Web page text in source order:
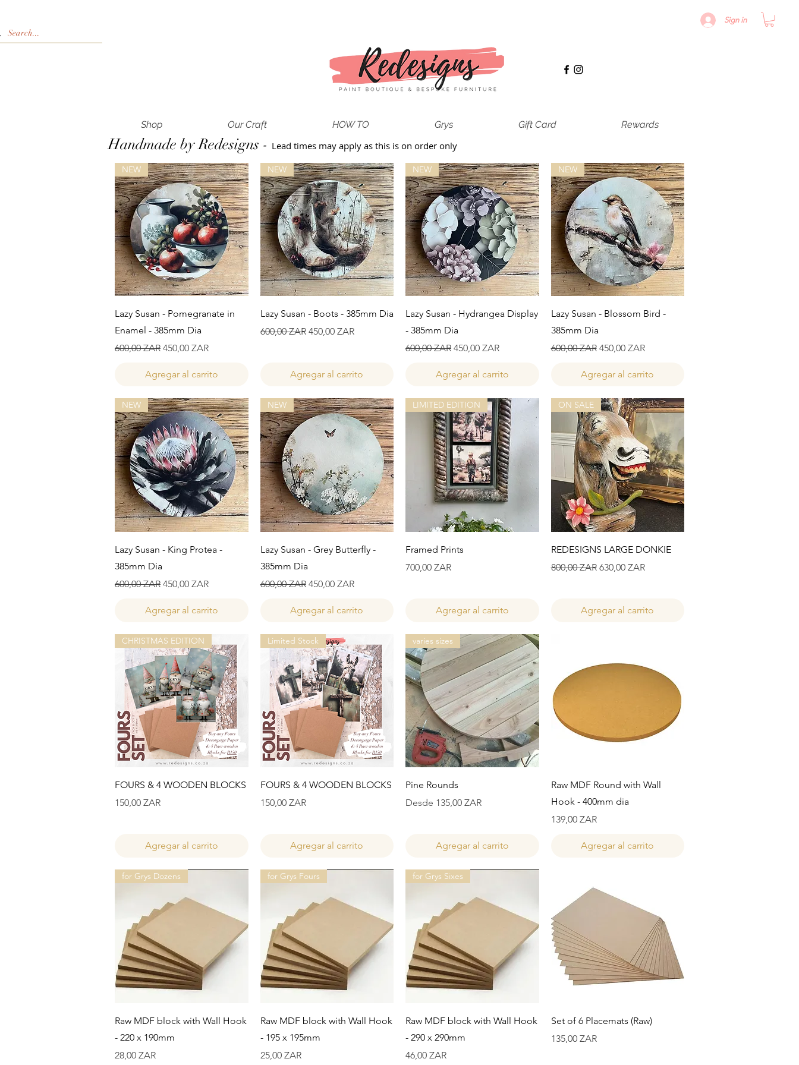
Sign in
Shop Our Craft HOW TO Grys Gift Card Rewards
Handmade by Redesigns - Lead times may apply as this is on order only
Vista rápida
NEW
Lazy Susan - Pomegranate in
Enamel - 385mm Dia
Precio
600,00 ZAR Precio de oferta
450,00 ZAR
Agregar al carrito
Vista rápida
NEW
Lazy Susan - Boots - 385mm Dia
Precio
600,00 ZAR Precio de oferta
450,00 ZAR
Agregar al carrito
Vista rápida
NEW
Lazy Susan - Hydrangea Display
- 385mm Dia
Precio
600,00 ZAR Precio de oferta
450,00 ZAR
Agregar al carrito
Vista rápida
NEW
Lazy Susan - Blossom Bird -
385mm Dia
Precio
600,00 ZAR Precio de oferta
450,00 ZAR
Agregar al carrito
Vista rápida
NEW
Lazy Susan - King Protea -
385mm Dia
Precio
600,00 ZAR Precio de oferta
450,00 ZAR
Agregar al carrito
Vista rápida
NEW
Lazy Susan - Grey Butterfly -
385mm Dia
Precio
600,00 ZAR Precio de oferta
450,00 ZAR
Agregar al carrito
Vista rápida
LIMITED EDITION
Framed Prints
Precio
700,00 ZAR
Agregar al carrito
Vista rápida
ON SALE
REDESIGNS LARGE DONKIE
Precio
800,00 ZAR Precio de oferta
630,00 ZAR
Agregar al carrito
Vista rápida
CHRISTMAS EDITION
FOURS & 4 WOODEN BLOCKS
Precio
150,00 ZAR
Agregar al carrito
Vista rápida
Limited Stock
FOURS & 4 WOODEN BLOCKS
Precio
150,00 ZAR
Agregar al carrito
Vista rápida
varies sizes
Pine Rounds
Desde 135,00 ZAR
Precio de oferta
Agregar al carrito
Vista rápida
Raw MDF Round with Wall
Hook - 400mm dia
Precio
139,00 ZAR
Agregar al carrito
Vista rápida
for Grys Dozens
Raw MDF block with Wall Hook
- 220 x 190mm
Precio
28,00 ZAR
Vista rápida
for Grys Fours
Raw MDF block with Wall Hook
- 195 x 195mm
Precio
25,00 ZAR
Vista rápida
for Grys Sixes
Raw MDF block with Wall Hook
- 290 x 290mm
Precio
46,00 ZAR
Vista rápida
Set of 6 Placemats (Raw)
Precio
135,00 ZAR